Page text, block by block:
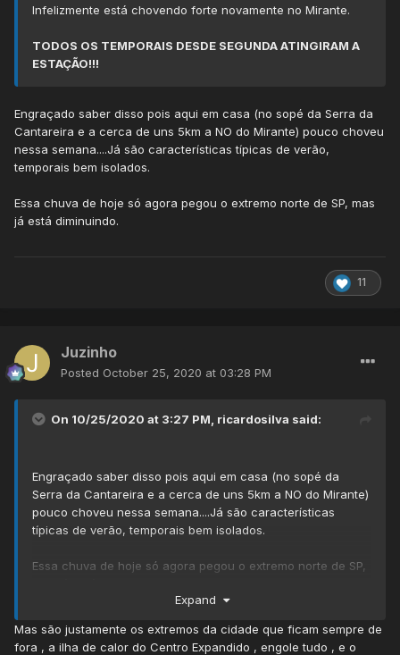
Infelizmente está chovendo forte novamente no Mirante.
TODOS OS TEMPORAIS DESDE SEGUNDA ATINGIRAM A
ESTAÇÃO!!!
Engraçado saber disso pois aqui em casa (no sopé da Serra da
Cantareira e a cerca de uns 5km a NO do Mirante) pouco choveu
nessa semana....Já são características típicas de verão,
temporais bem isolados.
Essa chuva de hoje só agora pegou o extremo norte de SP, mas
já está diminuindo.
11
Juzinho
Posted October 25, 2020 at 03:28 PM
On 10/25/2020 at 3:27 PM, ricardosilva said:
Engraçado saber disso pois aqui em casa (no sopé da
Serra da Cantareira e a cerca de uns 5km a NO do Mirante)
pouco choveu nessa semana....Já são características
típicas de verão, temporais bem isolados.
Essa chuva de hoje só agora pegou o extremo norte de SP,
Expand
Mas são justamente os extremos da cidade que ficam sempre de
fora , a ilha de calor do Centro Expandido , engole tudo , e o